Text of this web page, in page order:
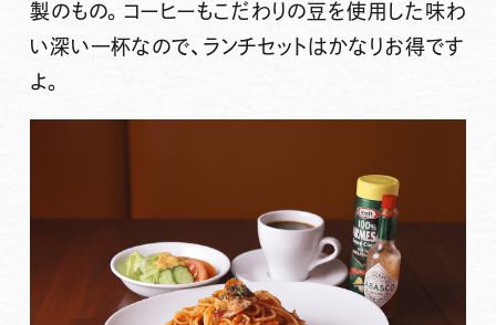
製のもの。コーヒーもこだわりの豆を使用した味わ
い深い一杯なので、ランチセットはかなりお得です
よ。